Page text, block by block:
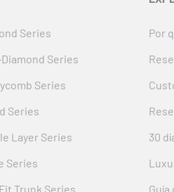
Series
Series
Series
Series
Layer Series
Series
Trunk Series
Por
30